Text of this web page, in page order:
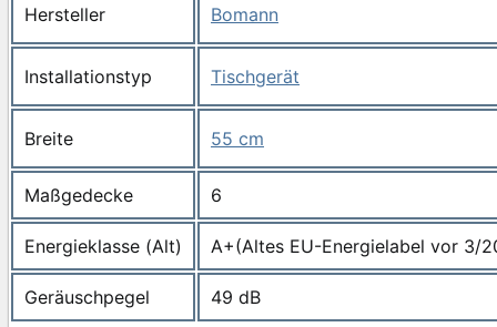
Hersteller Bomann
Installationstyp Tischgerät
Breite 55 cm
Maßgedecke 6
Energieklasse (Alt) A+(Altes EU-Energielabel vor 3/
Geräuschpegel 49 dB